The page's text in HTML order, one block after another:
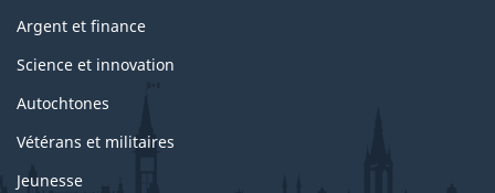
Argent et finance
Science et innovation
Autochtones
Vétérans et militaires
Jeunesse